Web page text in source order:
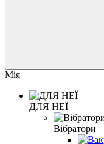
Мія
ДЛЯ НЕЇ
Вібратори